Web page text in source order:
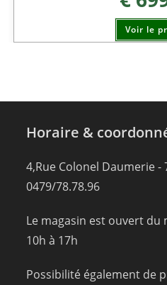
Voir le
Horaire &
4,Rue Colonel Daumerie -
0479/78.78.96
Le magasin est ouvert du
10h à 17h
Possibilité également de